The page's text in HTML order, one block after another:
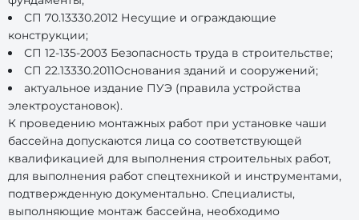
СП 70.13330.2012 Несущие и ограждающие
конструкции;
СП 12-135-2003 Безопасность труда в строительстве;
СП 22.13330.2011Основания зданий и сооружений;
актуальное издание ПУЭ (правила устройства
электроустановок).
К проведению монтажных работ при установке чаши
бассейна допускаются лица со соответствующей
квалификацией для выполнения строительных работ,
для выполнения работ спецтехникой и инструментами,
подтвержденную документально. Специалисты,
выполняющие монтаж бассейна, необходимо